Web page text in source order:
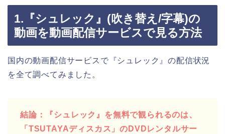
1.『シュレック』(吹き替え/字幕)の
動画を動画配信サービスで見る方法
国内の動画配信サービスで『シュレック』の配信状況
を全て調べてみました。
結論：『シュレック』を無料で観られるのは、
「TSUTAYAディスカス」のDVDレンタルサー